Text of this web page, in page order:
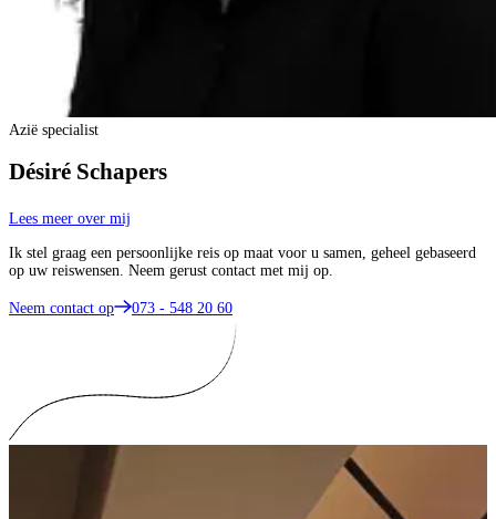
Azië specialist
Désiré Schapers
Lees meer over mij
Ik stel graag een persoonlijke reis op maat voor u samen, geheel gebaseerd
op uw reiswensen. Neem gerust contact met mij op.
Neem contact op 073 - 548 20 60